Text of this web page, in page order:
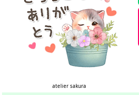
atelier sakura